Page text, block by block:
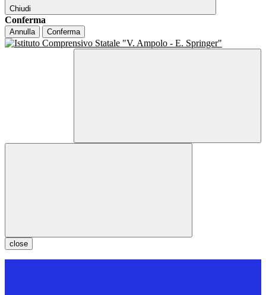
Chiudi
Conferma
Annulla Conferma
close